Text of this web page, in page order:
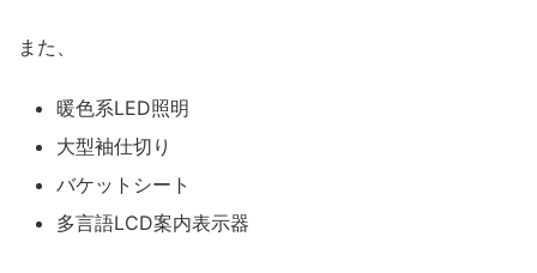
また、
暖色系LED照明
大型袖仕切り
バケットシート
多言語LCD案内表示器